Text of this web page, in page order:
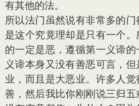
有其他的法。
所以法门虽然说有非常多的
是这个究竟理却是只有一个
的一定是恶，遵循第一义谛
义谛本身又没有善恶可言，
业，而且是大恶业。许多人
善，然后我比你刚刚说三归